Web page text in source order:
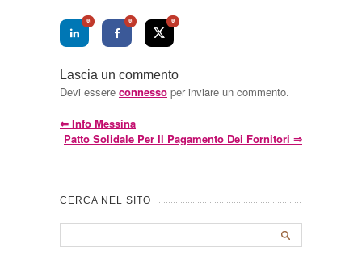
0 0 0
Lascia un commento
Devi essere connesso per inviare un commento.
⇐ Info Messina
Patto Solidale Per Il Pagamento Dei Fornitori ⇒
CERCA NEL SITO